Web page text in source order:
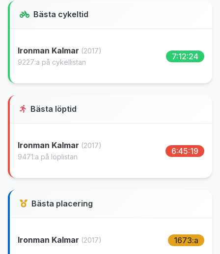
Bästa cykeltid
Ironman Kalmar (2017)
9227:a på cykellistan
7:12:24
Bästa löptid
Ironman Kalmar (2017)
9471:a på löplistan
6:45:19
Bästa placering
Ironman Kalmar (2017) 1673:a